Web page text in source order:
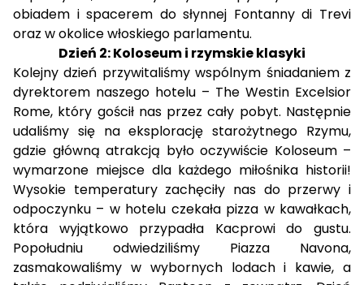
obiadem i spacerem do słynnej Fontanny di Trevi
oraz w okolice włoskiego parlamentu.
Dzień 2: Koloseum i rzymskie klasyki
Kolejny dzień przywitaliśmy wspólnym śniadaniem z
dyrektorem naszego hotelu – The Westin Excelsior
Rome, który gościł nas przez cały pobyt. Następnie
udaliśmy się na eksplorację starożytnego Rzymu,
gdzie główną atrakcją było oczywiście Koloseum –
wymarzone miejsce dla każdego miłośnika historii!
Wysokie temperatury zachęciły nas do przerwy i
odpoczynku – w hotelu czekała pizza w kawałkach,
która wyjątkowo przypadła Kacprowi do gustu.
Popołudniu odwiedziliśmy Piazza Navona,
zasmakowaliśmy w wybornych lodach i kawie, a